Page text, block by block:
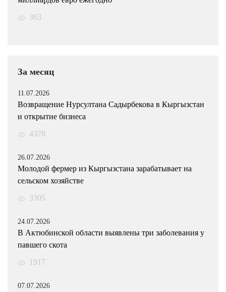
363
За месяц
11.07.2026
Возвращение Нурсултана Садырбекова в Кыргызстан
и открытие бизнеса
4378
26.07.2026
Молодой фермер из Кыргызстана зарабатывает на
сельском хозяйстве
3305
24.07.2026
В Актюбинской области выявлены три заболевания у
павшего скота
1917
07.07.2026